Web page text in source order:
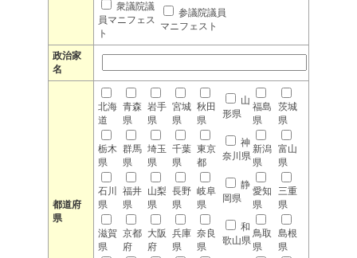
衆議院議
員マニフェス
ト
参議院議員
マニフェスト
政治家
名
都道府
県
北海
道
青森
県
岩手
県
宮城
県
秋田
県
山
形県
福島
県
茨城
県
栃木
県
群馬
県
埼玉
県
千葉
県
東京
都
神
奈川県
新潟
県
富山
県
石川
県
福井
県
山梨
県
長野
県
岐阜
県
静
岡県
愛知
県
三重
県
滋賀
県
京都
府
大阪
府
兵庫
県
奈良
県
和
歌山県
鳥取
県
島根
県